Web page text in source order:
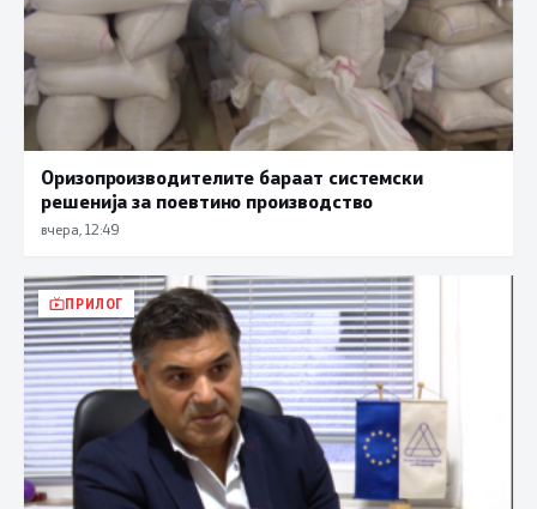
Оризопроизводителите бараат системски
решенија за поевтино производство
вчера, 12:49
ПРИЛОГ